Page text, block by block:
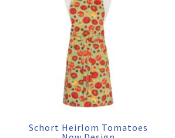
Schort Heirlom Tomatoes